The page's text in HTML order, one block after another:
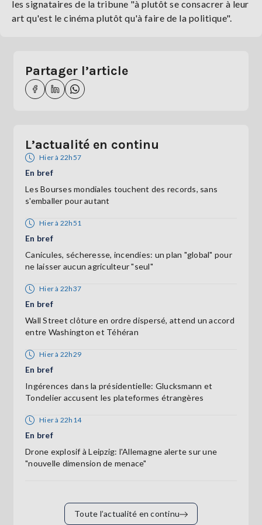
les signataires de la tribune "à plutôt se consacrer à leur
art qu'est le cinéma plutôt qu'à faire de la politique".
Partager l’article
L’actualité en continu
Hier à 22h57
En bref
Les Bourses mondiales touchent des records, sans
s'emballer pour autant
Hier à 22h51
En bref
Canicules, sécheresse, incendies: un plan "global" pour
ne laisser aucun agriculteur "seul"
Hier à 22h37
En bref
Wall Street clôture en ordre dispersé, attend un accord
entre Washington et Téhéran
Hier à 22h29
En bref
Ingérences dans la présidentielle: Glucksmann et
Tondelier accusent les plateformes étrangères
Hier à 22h14
En bref
Drone explosif à Leipzig: l'Allemagne alerte sur une
"nouvelle dimension de menace"
Toute l’actualité en continu